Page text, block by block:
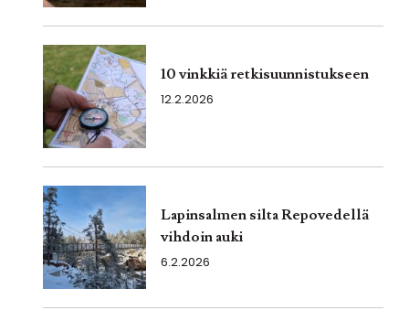
10 vinkkiä retkisuunnistukseen
12.2.2026
Lapinsalmen silta Repovedellä
vihdoin auki
6.2.2026